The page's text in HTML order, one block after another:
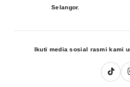
Selangor.
Ikuti media sosial rasmi kami